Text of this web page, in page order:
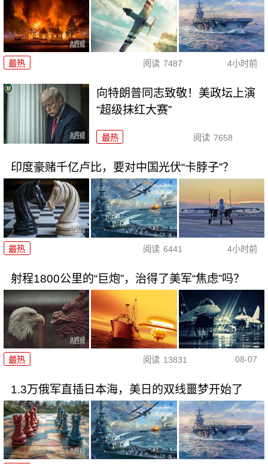
最热 阅读 7487 4小时前
向特朗普同志致敬！美政坛上演
“超级抹红大赛”
最热 阅读 7658
印度豪赌千亿卢比，要对中国光伏“卡脖子”？
最热 阅读 6441 4小时前
射程1800公里的“巨炮”，治得了美军“焦虑”吗？
最热 阅读 13831 08-07
1.3万俄军直插日本海，美日的双线噩梦开始了